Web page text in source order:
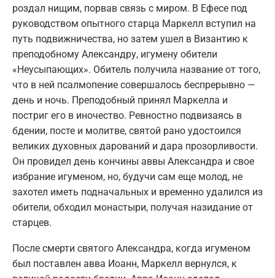
роздал нищим, порвав связь с миром. В Ефесе под
руководством опытного старца Маркелл вступил на
путь подвижничества, но затем ушел в Византию к
преподобному Александру, игумену обители
«Неусыпающих». Обитель получила название от того,
что в ней псалмопение совершалось беспрерывно —
день и ночь. Преподобный принял Маркелла и
постриг его в иночество. Ревностно подвизаясь в
бдении, посте и молитве, святой рано удостоился
великих духовных дарований и дара прозорливости.
Он провидел день кончины аввы Александра и свое
избрание игуменом, но, будучи сам еще молод, не
захотел иметь подначальных и временно удалился из
обители, обходил монастыри, получая назидание от
старцев.
После смерти святого Александра, когда игуменом
был поставлен авва Иоанн, Маркелл вернулся, к